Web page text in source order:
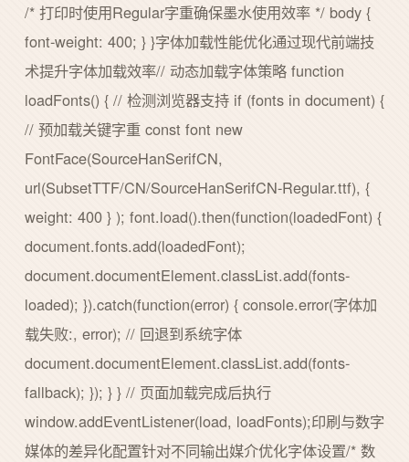
/* 打印时使用Regular字重确保墨水使用效率 */ body {
font-weight: 400; } }字体加载性能优化通过现代前端技
术提升字体加载效率// 动态加载字体策略 function
loadFonts() { // 检测浏览器支持 if (fonts in document) {
// 预加载关键字重 const font new
FontFace(SourceHanSerifCN,
url(SubsetTTF/CN/SourceHanSerifCN-Regular.ttf), {
weight: 400 } ); font.load().then(function(loadedFont) {
document.fonts.add(loadedFont);
document.documentElement.classList.add(fonts-
loaded); }).catch(function(error) { console.error(字体加
载失败:, error); // 回退到系统字体
document.documentElement.classList.add(fonts-
fallback); }); } } // 页面加载完成后执行
window.addEventListener(load, loadFonts);印刷与数字
媒体的差异化配置针对不同输出媒介优化字体设置/* 数